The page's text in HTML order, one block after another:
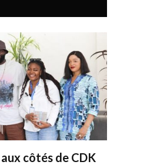
côtés de CDK